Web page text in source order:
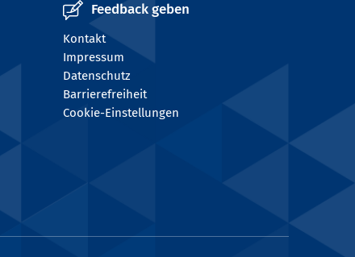
Feedback geben
Kontakt
Impressum
Datenschutz
Barrierefreiheit
Cookie-Einstellungen